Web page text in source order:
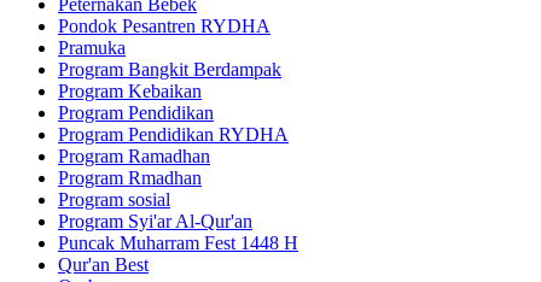
Peternakan Bebek
Pondok Pesantren RYDHA
Pramuka
Program Bangkit Berdampak
Program Kebaikan
Program Pendidikan
Program Pendidikan RYDHA
Program Ramadhan
Program Rmadhan
Program sosial
Program Syi'ar Al-Qur'an
Puncak Muharram Fest 1448 H
Qur'an Best